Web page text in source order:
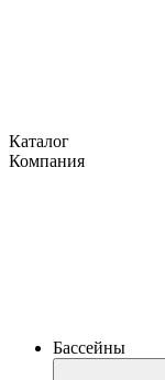
Каталог
Компания
Бассейны